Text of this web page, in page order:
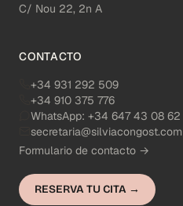
C/ Nou 22, 2n A
CONTACTO
+34 931 292 509
+34 910 375 776
WhatsApp: +34 647 43 08 62
secretaria@silviacongost.com
Formulario de contacto →
RESERVA TU CITA →